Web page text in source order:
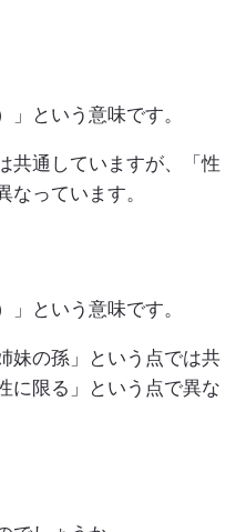
という意味です。
共通していますが、「性
なっています。
という意味です。
妹の孫」という点では共
に限る」という点で異な